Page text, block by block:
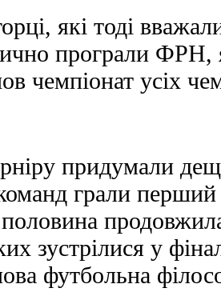
які тоді
програли ФРН,
чемпіонат усіх
придумали
грали перший
зустрілися у
футбольна